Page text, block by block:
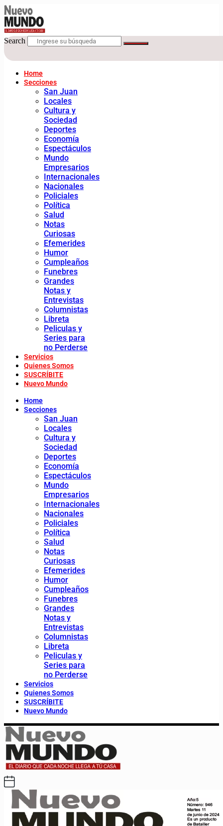
Search
Home
Secciones
San Juan
Locales
Cultura y
Sociedad
Deportes
Economía
Espectáculos
Mundo
Empresarios
Internacionales
Nacionales
Policiales
Política
Salud
Notas
Curiosas
Efemerides
Humor
Cumpleaños
Funebres
Grandes
Notas y
Entrevistas
Columnistas
Libreta
Peliculas y
Series para
no Perderse
Servicios
Quienes Somos
SUSCRÍBITE
Nuevo Mundo
Home
Secciones
San Juan
Locales
Cultura y
Sociedad
Deportes
Economía
Espectáculos
Mundo
Empresarios
Internacionales
Nacionales
Policiales
Política
Salud
Notas
Curiosas
Efemerides
Humor
Cumpleaños
Funebres
Grandes
Notas y
Entrevistas
Columnistas
Libreta
Peliculas y
Series para
no Perderse
Servicios
Quienes Somos
SUSCRÍBITE
Nuevo Mundo